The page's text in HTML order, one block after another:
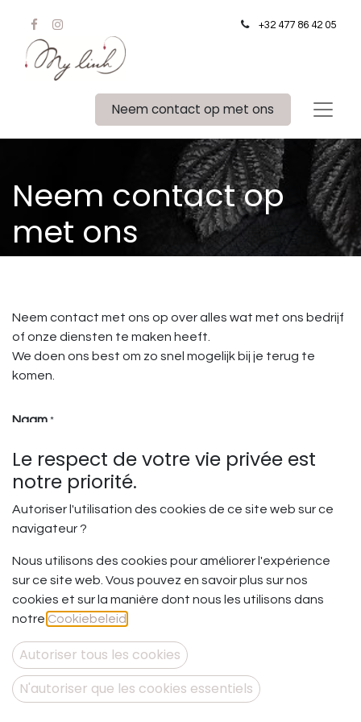
+32 477 86 42 05
Neem contact op met ons
Neem contact op
met ons
Neem contact met ons op over alles wat met ons bedrijf
of onze diensten te maken heeft.
We doen ons best om zo snel mogelijk bij je terug te
komen.
Naam *
Telefoonnummer
E-mail
Onderwerp *
Le respect de votre vie privée est
notre priorité.
Autoriser l'utilisation des cookies de ce site web sur ce
navigateur ?
Nous utilisons des cookies pour améliorer l'expérience
sur ce site web. Vous pouvez en savoir plus sur nos
cookies et sur la manière dont nous les utilisons dans
notre Cookiebeleid
Autoriser tous les cookies
N'autoriser que les cookies essentiels